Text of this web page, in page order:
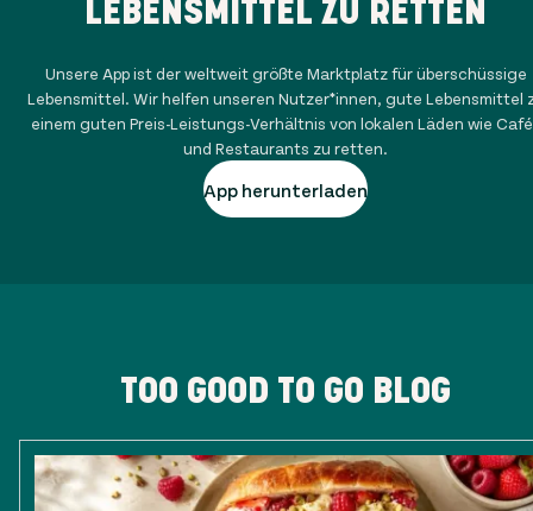
LEBENSMITTEL ZU RETTEN
Unsere App ist der weltweit größte Marktplatz für überschüssige
Lebensmittel. Wir helfen unseren Nutzer*innen, gute Lebensmittel
einem guten Preis-Leistungs-Verhältnis von lokalen Läden wie
und Restaurants zu retten.
App herunterladen
TOO GOOD TO GO BLOG